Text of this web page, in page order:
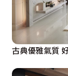
古典優雅氣質